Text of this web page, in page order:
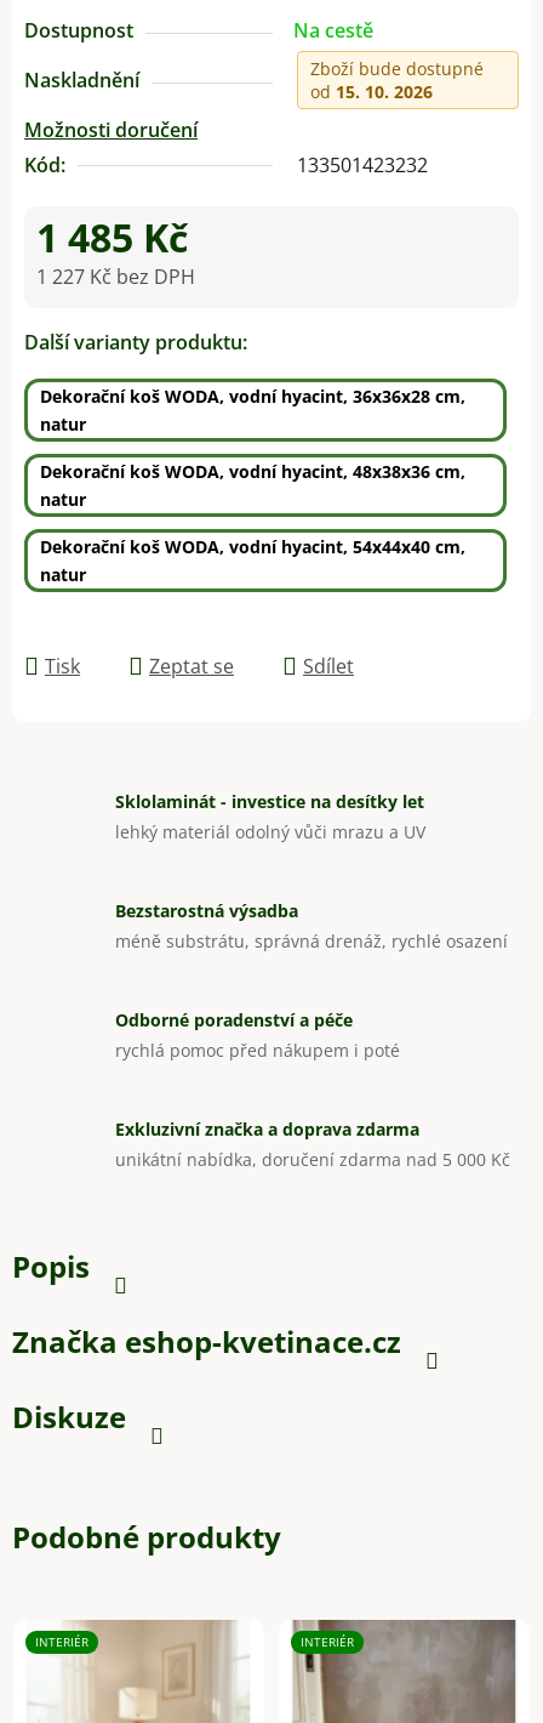
Dostupnost
Na cestě
Naskladnění
Zboží bude dostupné
od 15. 10. 2026
Možnosti doručení
Kód:
133501423232
1 485 Kč
1 227 Kč bez DPH
Další varianty produktu:
Dekorační koš WODA, vodní hyacint, 36x36x28 cm,
natur
Dekorační koš WODA, vodní hyacint, 48x38x36 cm,
natur
Dekorační koš WODA, vodní hyacint, 54x44x40 cm,
natur
Tisk Zeptat se Sdílet
Sklolaminát - investice na desítky let
lehký materiál odolný vůči mrazu a UV
Bezstarostná výsadba
méně substrátu, správná drenáž, rychlé osazení
Odborné poradenství a péče
rychlá pomoc před nákupem i poté
Exkluzivní značka a doprava zdarma
unikátní nabídka, doručení zdarma nad 5 000 Kč
Popis
Značka eshop-kvetinace.cz
Diskuze
Podobné produkty
INTERIÉR INTERIÉR